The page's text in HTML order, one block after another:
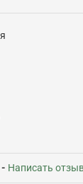
- Написать